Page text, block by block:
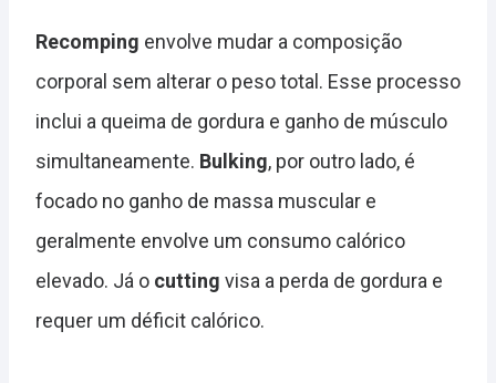
Recomping envolve mudar a composição
corporal sem alterar o peso total. Esse processo
inclui a queima de gordura e ganho de músculo
simultaneamente. Bulking, por outro lado, é
focado no ganho de massa muscular e
geralmente envolve um consumo calórico
elevado. Já o cutting visa a perda de gordura e
requer um déficit calórico.